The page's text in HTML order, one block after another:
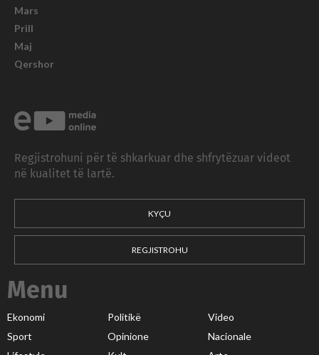
Mars
Prill
Maj
Qershor
Regjistrohuni për të shkarkuar dhe shfrytëzuar videot
në kualitet të lartë.
KYÇU
REGJISTROHU
Menu
Ekonomi Politikë
Video
Sport
Opinione
Nacionale